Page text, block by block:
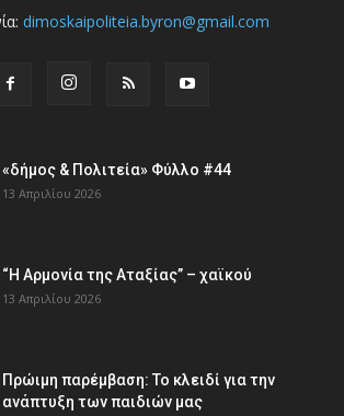
dimoskaipoliteia.byron@gmail.com
«δήμος & Πολιτεία» Φύλλο #44
13 Απριλίου 2026
“Η Αρμονία της Αταξίας” – χαϊκού
13 Απριλίου 2026
Πρώιμη παρέμβαση: Το κλειδί για την
ανάπτυξη των παιδιών µας